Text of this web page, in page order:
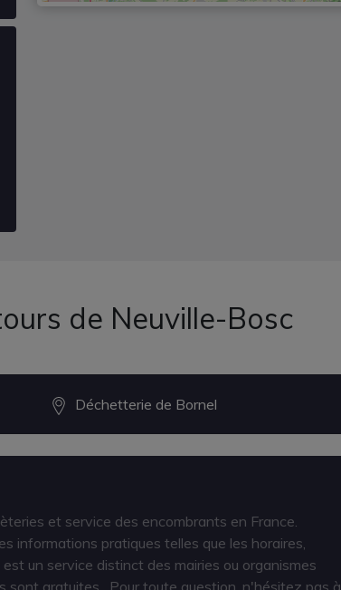
de Neuville-Bosc
Déchetterie de Bornel
et service des encombrants en France.
informations pratiques telles que les horaires,
un service distinct des mairies ou organismes
sont gratuites
. Pour toute question, n'hésitez pas à